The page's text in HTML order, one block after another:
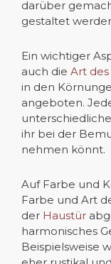
darüber
gestaltet
Ein wichtiger
auch die Art
in den
angeboten.
ihr bei der
nehmen könnt.
Auf Farbe und
Farbe und Art
der Haustür
harmonisches
Beispielsweise